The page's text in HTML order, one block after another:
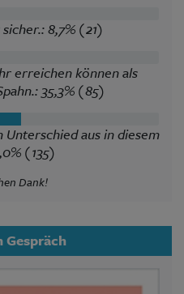
8,7% (21)
erreichen können als
35,3% (85)
aus in diesem
(135)
Dank!
Gespräch